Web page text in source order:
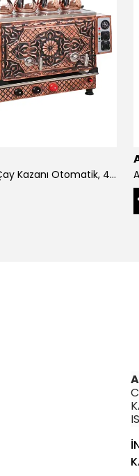
4 Demlikli Bakır Çay Kazanı Otomatik, 40 Litre